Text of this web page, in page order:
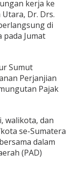
kerja ke
Dr. Drs.
di
Jumat
Sumut
Perjanjian
Pajak
walikota, dan
se-Sumatera
dalam
(PAD)